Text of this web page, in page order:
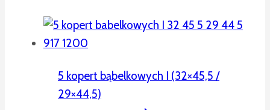
5 kopert bąbelkowych I (32×45,5 /
29×44,5)